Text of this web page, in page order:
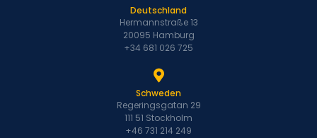
Deutschland
Hermannstraße 13
20095 Hamburg
+34 681 026 725
Schweden
Regeringsgatan 29
111 51 Stockholm
+46 731 214 249